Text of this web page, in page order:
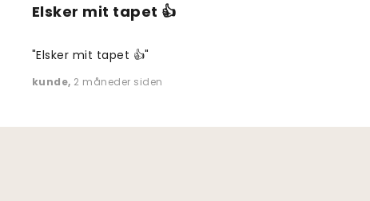
Elsker mit tapet 👍
"Elsker mit tapet 👍"
kunde, 2 måneder siden